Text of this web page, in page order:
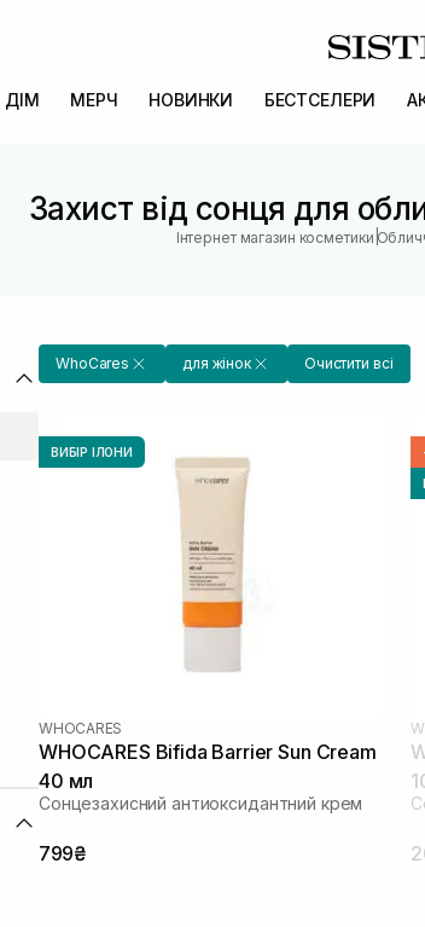
ДІМ МЕРЧ НОВИНКИ БЕСТСЕЛЕРИ
Захист від сонця для
Інтернет магазин косметики |
WhoCares для жінок Очистити всі
ВИБІР ІЛОНИ
WHOCARES
WHOCARES Bifida Barrier Sun Cream
40 мл
Сонцезахисний антиоксидантний крем
799₴